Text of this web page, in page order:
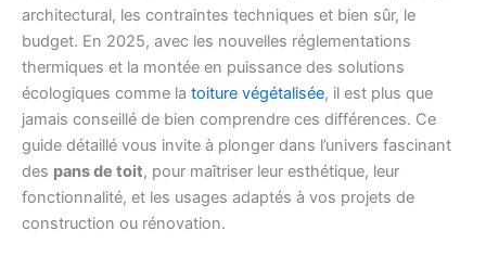
architectural, les contraintes techniques et bien sûr, le
budget. En 2025, avec les nouvelles réglementations
thermiques et la montée en puissance des solutions
écologiques comme la toiture végétalisée, il est plus que
jamais conseillé de bien comprendre ces différences. Ce
guide détaillé vous invite à plonger dans l’univers fascinant
des pans de toit, pour maîtriser leur esthétique, leur
fonctionnalité, et les usages adaptés à vos projets de
construction ou rénovation.